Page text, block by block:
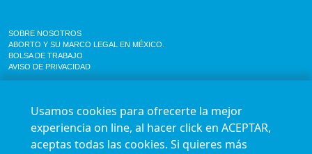
SOBRE NOSOTROS
ABORTO Y SU MARCO LEGAL EN MÉXICO.
BOLSA DE TRABAJO
AVISO DE PRIVACIDAD
Agenda en línea24/7 aquí
Impact report
Usamos cookies para ofrecerte la mejor
experiencia on line, al hacer click en ACEPTAR,
aceptas todas las cookies. Si quieres más